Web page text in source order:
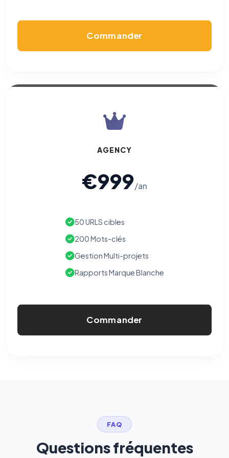
Commander
AGENCY
€999/an
50 URLS cibles
200 Mots-clés
Gestion Multi-projets
Rapports Marque Blanche
Commander
FAQ
Questions fréquentes
Meta/Facebook). Vous pouvez les refuser sans impact sur
pixels 2026 / FAQ juillet 2026).Ce suivi n'est pas géré par ce
contact@logicielreferencement.com
(section Traceurs dans les Courriels).